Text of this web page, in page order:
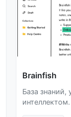
Brainfish
База знаний,
интеллектом.